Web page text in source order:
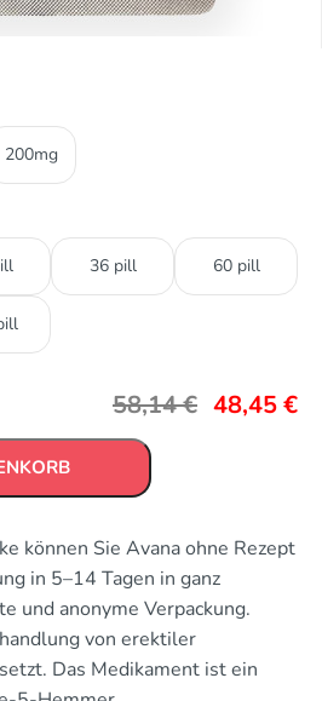
200mg
36 pill 60 pill
58,14€ 48,45€
können Sie Avana ohne Rezept
in 5–14 Tagen in ganz
und anonyme Verpackung.
von erektiler
Das Medikament ist ein